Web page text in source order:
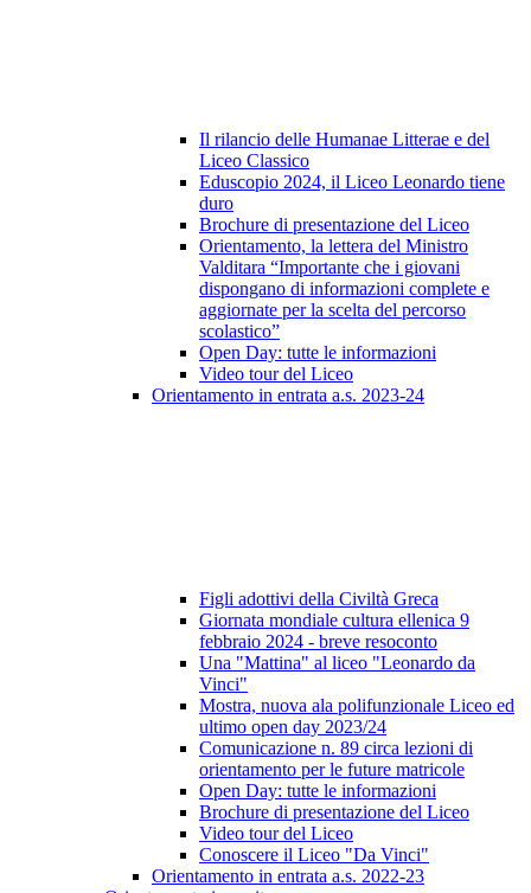
Il rilancio delle Humanae Litterae e del
Liceo Classico
Eduscopio 2024, il Liceo Leonardo tiene
duro
Brochure di presentazione del Liceo
Orientamento, la lettera del Ministro
Valditara “Importante che i giovani
dispongano di informazioni complete e
aggiornate per la scelta del percorso
scolastico”
Open Day: tutte le informazioni
Video tour del Liceo
Orientamento in entrata a.s. 2023-24
Figli adottivi della Civiltà Greca
Giornata mondiale cultura ellenica 9
febbraio 2024 - breve resoconto
Una "Mattina" al liceo "Leonardo da
Vinci"
Mostra, nuova ala polifunzionale Liceo ed
ultimo open day 2023/24
Comunicazione n. 89 circa lezioni di
orientamento per le future matricole
Open Day: tutte le informazioni
Brochure di presentazione del Liceo
Video tour del Liceo
Conoscere il Liceo "Da Vinci"
Orientamento in entrata a.s. 2022-23